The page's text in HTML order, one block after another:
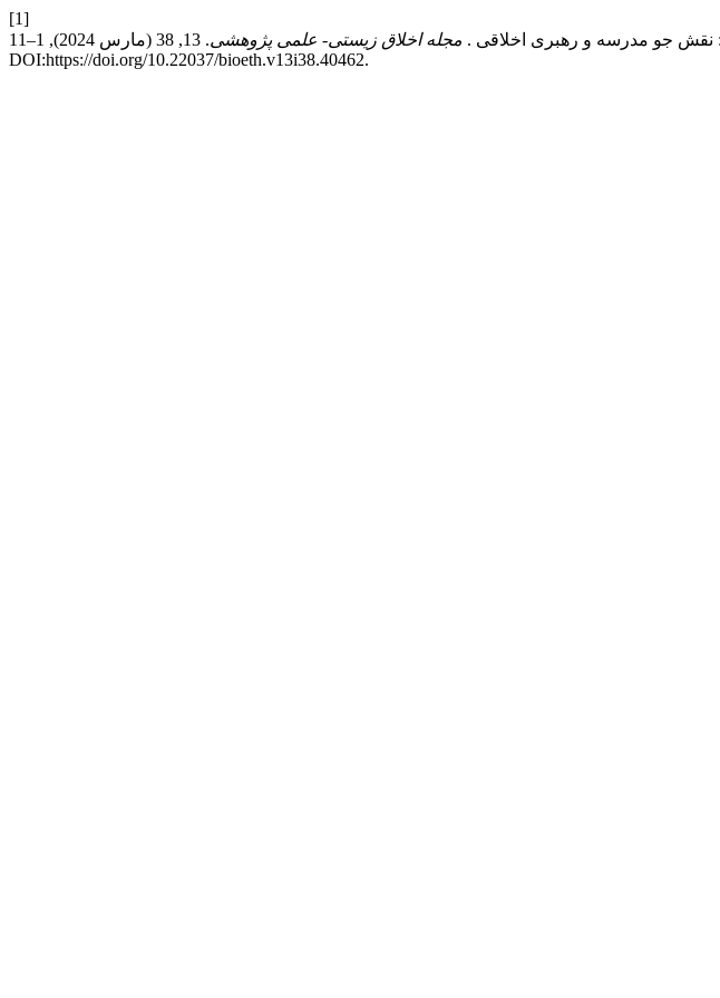
[1]
مجله اخلاق زیستی- علمی پژوهشی
. 13, 38 (مارس 2024), 1–11.
DOI:https://doi.org/10.22037/bioeth.v13i38.40462.